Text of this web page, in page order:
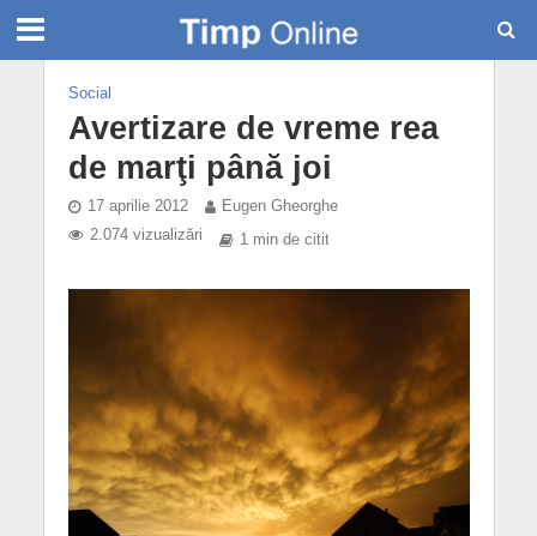
Social
Avertizare de vreme rea
de marţi până joi
17 aprilie 2012
Eugen Gheorghe
2.074 vizualizări
1 min de citit